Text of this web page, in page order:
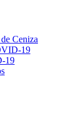
Ceniza
19
19